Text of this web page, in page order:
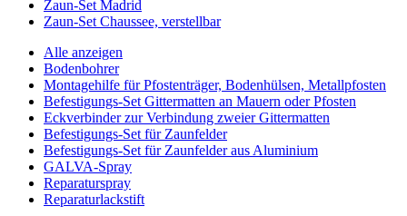
Zaun-Set Madrid
Zaun-Set Chaussee, verstellbar
Alle anzeigen
Bodenbohrer
Montagehilfe für Pfostenträger, Bodenhülsen, Metallpfosten
Befestigungs-Set Gittermatten an Mauern oder Pfosten
Eckverbinder zur Verbindung zweier Gittermatten
Befestigungs-Set für Zaunfelder
Befestigungs-Set für Zaunfelder aus Aluminium
GALVA-Spray
Reparaturspray
Reparaturlackstift